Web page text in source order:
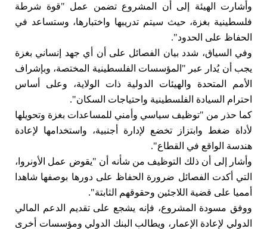
وأشارت الهيئة إلى أن المشروع تضمن عمل "قوة شرطة
فلسطينية بغزة، حيث سيتم تدريبها واختبارها، وستساعد في
الحفاظ على الحدود".
وفي السياق، شدد بيان الفصائل على أن أي جهد إنساني بغزة
يجب أن يُدار عبر "المؤسسات الفلسطينية المختصة، وبإشراف
الأمم المتحدة والهيئات الدولية ذات الولاية، وعلى أساس
احترام السيادة الفلسطينية واحتياجات السكان".
كما حذر من "توظيف سياسي وأمني للمساعدات بغزة وتحويلها
لأداة ضغط وابتزاز تخضع لإدارة أجنبية، واستخدامها لإعادة
هندسة الواقع في القطاع".
وأشار إلى أن ذلك التوظيف من شأنه أن "يقوض عمل الأونروا،
التي أكدت الفصائل ضرورة الحفاظ على دورها بوصفها شاهدا
أمميا على قضية اللاجئين وحقوقهم الثابتة".
ووفق مسودة المشروع، فإنه يشجع على تقديم الدعم المالي
الدولي لإعادة الإعمار، ويطالب البنك الدولي ومؤسسات أخرى